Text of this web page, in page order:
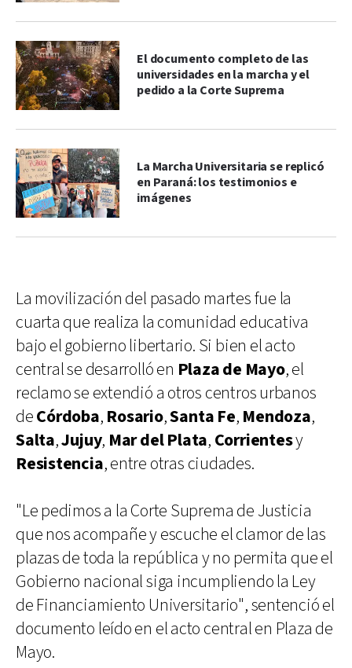
El documento completo de las
universidades en la marcha y el
pedido a la Corte Suprema
La Marcha Universitaria se replicó
en Paraná: los testimonios e
imágenes
La movilización del pasado martes fue la
cuarta que realiza la comunidad educativa
bajo el gobierno libertario. Si bien el acto
central se desarrolló en Plaza de Mayo, el
reclamo se extendió a otros centros urbanos
deCórdoba, Rosario,Santa Fe, Mendoza,
Salta,Jujuy, Mar del Plata, Corrientesy
Resistencia, entre otras ciudades.
"Le pedimos a la Corte Suprema de Justicia
que nos acompañe y escuche el clamor de las
plazas de toda la república y no permita que el
Gobierno nacional siga incumpliendo la Ley
de Financiamiento Universitario", sentenció el
documento leído en el acto central en Plaza de
Mayo.